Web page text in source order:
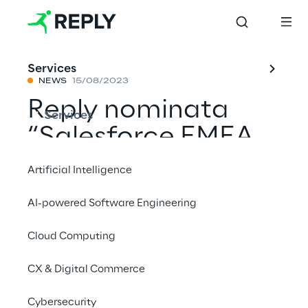
Services
Services
Artificial Intelligence
AI-powered Software Engineering
Cloud Computing
CX & Digital Commerce
Cybersecurity
NEWS 15/08/2023
Reply nominata
“Salesforce EMEA
Strategic Partner"
hparlanis